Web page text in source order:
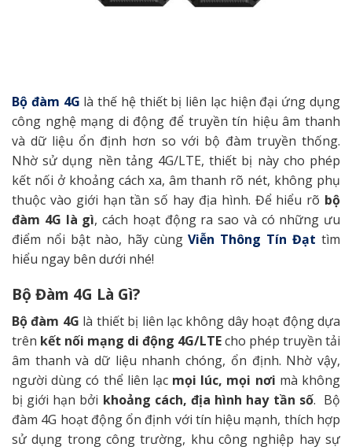
Bộ đàm 4G là thế hệ thiết bị liên lạc hiện đại ứng dụng
công nghệ mạng di động để truyền tín hiệu âm thanh
và dữ liệu ổn định hơn so với bộ đàm truyền thống.
Nhờ sử dụng nền tảng 4G/LTE, thiết bị này cho phép
kết nối ở khoảng cách xa, âm thanh rõ nét, không phụ
thuộc vào giới hạn tần số hay địa hình. Để hiểu rõ bộ
đàm 4G là gì, cách hoạt động ra sao và có những ưu
điểm nổi bật nào, hãy cùngViễn Thông Tín Đạt tìm
hiểu ngay bên dưới nhé!
Bộ Đàm 4G Là Gì?
Bộ đàm 4G là thiết bị liên lạc không dây hoạt động dựa
trên kết nối mạng di động 4G/LTEcho phép truyền tải
âm thanh và dữ liệu nhanh chóng, ổn định. Nhờ vậy,
người dùng có thể liên lạc mọi lúc, mọi nơi mà không
bị giới hạn bởi khoảng cách, địa hình hay tần số. Bộ
đàm 4G hoạt động ổn định với tín hiệu mạnh, thích hợp
sử dụng trong công trường, khu công nghiệp hay sự